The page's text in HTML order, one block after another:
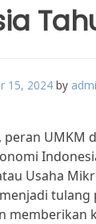
15, 2024 by
peran UMKM
Usaha
memberikan